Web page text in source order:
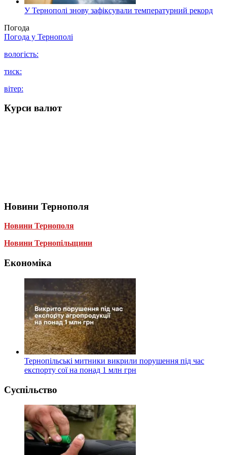
У Тернополі знову зафіксували температурний рекорд
Погода
Погода у Тернополі
вологість:
тиск:
вітер:
Курси валют
Новини Тернополя
Новини Тернополя
Новини Тернопільщини
Економіка
Тернопільські митники викрили порушення під час
експорту сої на понад 1 млн грн
Суспільство